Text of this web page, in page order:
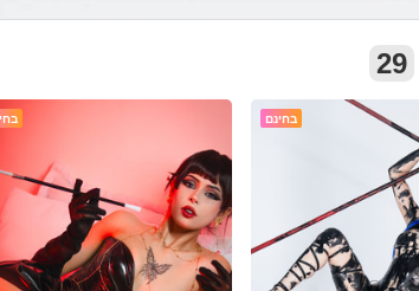
29
בחינם